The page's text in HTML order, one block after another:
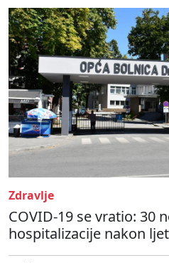
Zdravlje
COVID-19 se vratio: 30
hospitalizacije nakon